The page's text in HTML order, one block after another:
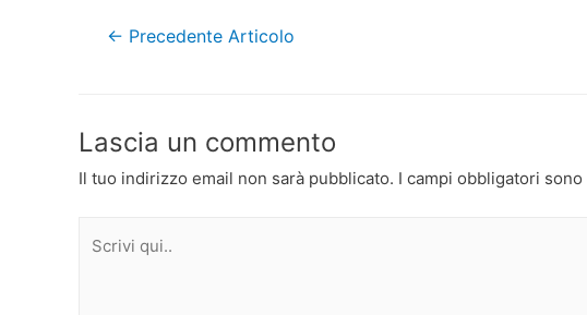
Navigazione
← Precedente Articolo
Lascia un commento
Il tuo indirizzo email non sarà pubblicato. I campi obbligatori